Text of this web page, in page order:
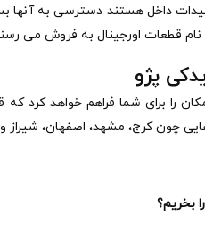
داخل هستند دسترسی به آنها
نام قطعات اورجینال به فروش
پژو
را برای شما فراهم خواهد
چون کرج، مشهد، اصفهان، شیراز
بخریم؟